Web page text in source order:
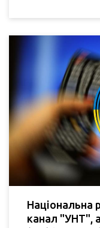
Національна
канал "УНТ",